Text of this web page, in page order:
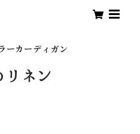
ーカーディガン
リネン